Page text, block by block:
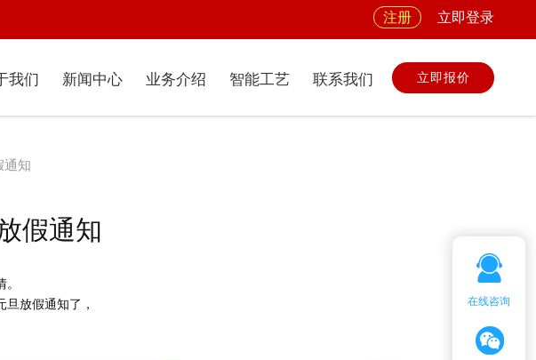
注册 立即登录
我们 新闻中心 业务介绍 智能工艺 联系我们 立即报价
通知
假通知
放假通知了，
在线咨询